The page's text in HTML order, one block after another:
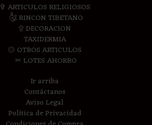
✞ ARTICULOS RELIGIOSOS
༃ RINCON TIBETANO
۩ DECORACION
TAXIDERMIA
۞ OTROS ARTICULOS
✂ LOTES AHORRO
Ir arriba
Contáctanos
Aviso Legal
Política de Privacidad